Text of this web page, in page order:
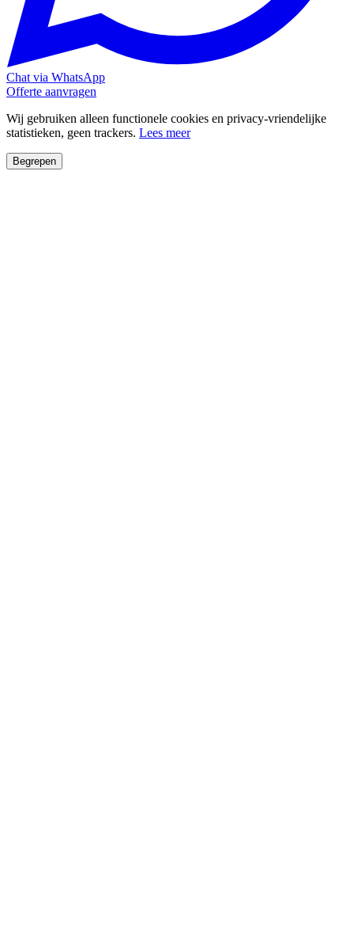
Chat via WhatsApp
Offerte aanvragen
Wij gebruiken alleen functionele cookies en privacy-vriendelijke
statistieken, geen trackers. Lees meer
Begrepen